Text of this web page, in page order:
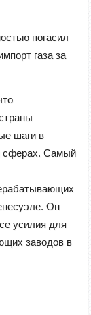
погасил
газа за
шаги в
сферах. Самый
Он
усилия для
заводов в